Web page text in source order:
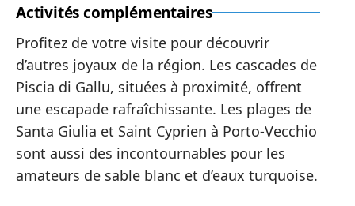
Activités complémentaires
Profitez de votre visite pour découvrir
d’autres joyaux de la région. Les cascades de
Piscia di Gallu, situées à proximité, offrent
une escapade rafraîchissante. Les plages de
Santa Giulia et Saint Cyprien à Porto-Vecchio
sont aussi des incontournables pour les
amateurs de sable blanc et d’eaux turquoise.